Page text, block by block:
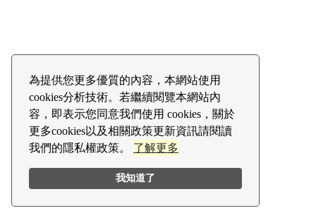
為提供您更多優質的內容，本網站使用
cookies分析技術。若繼續閱覽本網站內
容，即表示您同意我們使用 cookies，關於
更多cookies以及相關政策更新資訊請閱讀
我們的隱私權政策。 了解更多
我知道了